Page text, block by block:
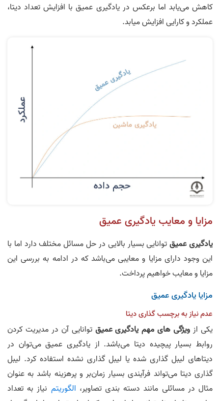
کاهش می‌یابد اما برعکس در یادگیری عمیق با افزایش تعداد دیتا،
عملکرد و کارایی افزایش میابد.
مزایا و معایب یادگیری عمیق
یادگیری عمیقتوانایی بسیار بالایی در حل مسائل مختلف دارد اما با
این وجود دارای مزایا و معایبی می‌باشد که در ادامه به بررسی این
مزایا و معایب خواهیم پرداخت.
مزایا یادگیری عمیق
عدم نیاز به برچسب گذاری دیتا
یکی از ویژگی های مهم یادگیری عمیق توانایی آن در مدیریت کردن
روابط بسیار پیچیده دیتا می‌باشد. از یادگیری عمیق می‌توان در
دیتاهای لیبل گذاری شده یا لیبل گذاری نشده استفاده کرد. لیبل
گذاری دیتا می‌تواند فرآیندی بسیار زمان‌بر و پرهزینه باشد به عنوان
مثال در مسائلی مانند دسته بندی تصاویر، الگوریتم نیاز به تعداد